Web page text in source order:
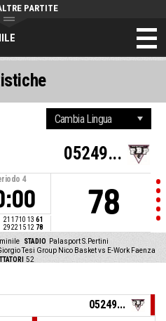
PARTITE
4
21 1710 13 61
2922 15 12 78
05249...
78
STADIO
Palasport S.Pertini
Tesi Group Nico Basket vs E-Work Faenza
52
05249...